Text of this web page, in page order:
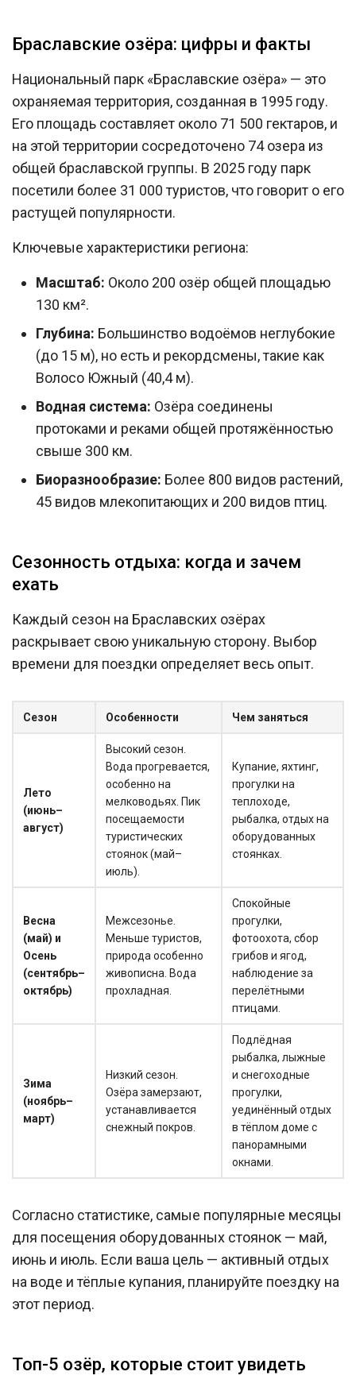
Браславские озёра: цифры и факты
Национальный парк «Браславские озёра» — это
охраняемая территория, созданная в 1995 году.
Его площадь составляет около 71 500 гектаров, и
на этой территории сосредоточено 74 озера из
общей браславской группы. В 2025 году парк
посетили более 31 000 туристов, что говорит о его
растущей популярности.
Ключевые характеристики региона:
Масштаб: Около 200 озёр общей площадью
130 км².
Глубина: Большинство водоёмов неглубокие
(до 15 м), но есть и рекордсмены, такие как
Волосо Южный (40,4 м).
Водная система: Озёра соединены
протоками и реками общей протяжённостью
свыше 300 км.
Биоразнообразие: Более 800 видов растений,
45 видов млекопитающих и 200 видов птиц.
Сезонность отдыха: когда и зачем
ехать
Каждый сезон на Браславских озёрах
раскрывает свою уникальную сторону. Выбор
времени для поездки определяет весь опыт.
Сезон Особенности Чем заняться
Лето
(июнь–
август)
Высокий сезон.
Вода прогревается,
особенно на
мелководьях. Пик
посещаемости
туристических
стоянок (май–
июль).
Купание, яхтинг,
прогулки на
теплоходе,
рыбалка, отдых на
оборудованных
стоянках.
Весна
(май) и
Осень
(сентябрь–
октябрь)
Межсезонье.
Меньше туристов,
природа особенно
живописна. Вода
прохладная.
Спокойные
прогулки,
фотоохота, сбор
грибов и ягод,
наблюдение за
перелётными
птицами.
Зима
(ноябрь–
март)
Низкий сезон.
Озёра замерзают,
устанавливается
снежный покров.
Подлёдная
рыбалка, лыжные
и снегоходные
прогулки,
уединённый отдых
в тёплом доме с
панорамными
окнами.
Согласно статистике, самые популярные месяцы
для посещения оборудованных стоянок — май,
июнь и июль. Если ваша цель — активный отдых
на воде и тёплые купания, планируйте поездку на
этот период.
Топ-5 озёр, которые стоит увидеть